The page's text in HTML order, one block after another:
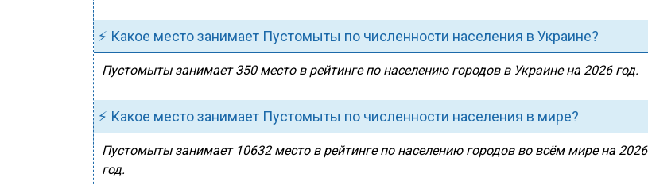
⚡ Какое место занимает Пустомыты по численности населения в Украине?
Пустомыты занимает 350 место в рейтинге по населению городов в Украине на 2026 год.
⚡ Какое место занимает Пустомыты по численности населения в мире?
Пустомыты занимает 10632 место в рейтинге по населению городов во всём мире на 2026
год.